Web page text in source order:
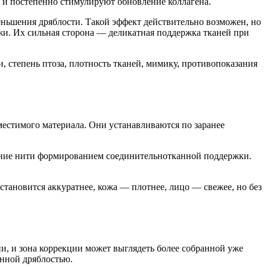
дряблости. Такой эффект действительно возможен, но
Их сильная сторона — деликатная поддержка тканей при
птоза, плотность тканей, мимику, противопоказания
материала. Они устанавливаются по заранее
нити формированием соединительнотканной поддержки.
аккуратнее, кожа — плотнее, лицо — свежее, но без
и зона коррекции может выглядеть более собранной уже
дряблостью.